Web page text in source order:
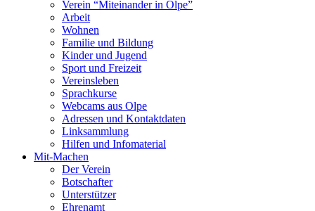
Verein “Miteinander in Olpe”
Arbeit
Wohnen
Familie und Bildung
Kinder und Jugend
Sport und Freizeit
Vereinsleben
Sprachkurse
Webcams aus Olpe
Adressen und Kontaktdaten
Linksammlung
Hilfen und Infomaterial
Mit-Machen
Der Verein
Botschafter
Unterstützer
Ehrenamt